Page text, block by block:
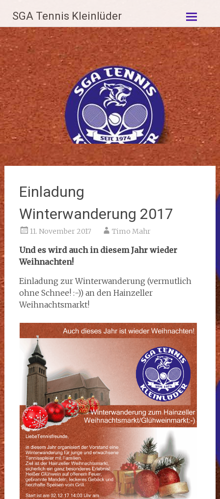
Inhalt
springen
SGA Tennis Kleinlüder
Einladung
Winterwanderung 2017
11. November 2017 Timo Mahr
Und es wird auch in diesem Jahr wieder
Weihnachten!
Einladung zur Winterwanderung (vermutlich
ohne Schnee! :-)) an den Hainzeller
Weihnachtsmarkt!